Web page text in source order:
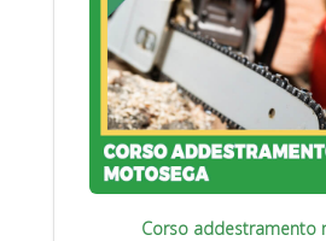
Corso addestramento